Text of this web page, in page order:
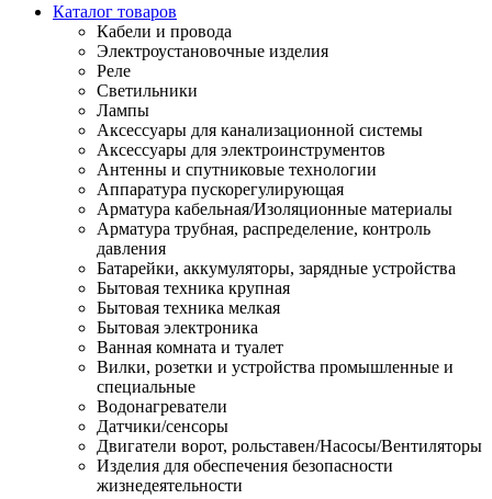
Каталог товаров
Кабели и провода
Электроустановочные изделия
Реле
Светильники
Лампы
Аксессуары для канализационной системы
Аксессуары для электроинструментов
Антенны и спутниковые технологии
Аппаратура пускорегулирующая
Арматура кабельная/Изоляционные материалы
Арматура трубная, распределение, контроль
давления
Батарейки, аккумуляторы, зарядные устройства
Бытовая техника крупная
Бытовая техника мелкая
Бытовая электроника
Ванная комната и туалет
Вилки, розетки и устройства промышленные и
специальные
Водонагреватели
Датчики/сенсоры
Двигатели ворот, рольставен/Насосы/Вентиляторы
Изделия для обеспечения безопасности
жизнедеятельности